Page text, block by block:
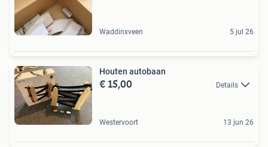
Waddinxveen 5 jul 26
Houten autobaan
€ 15,00 Details
Westervoort 13 jun 26